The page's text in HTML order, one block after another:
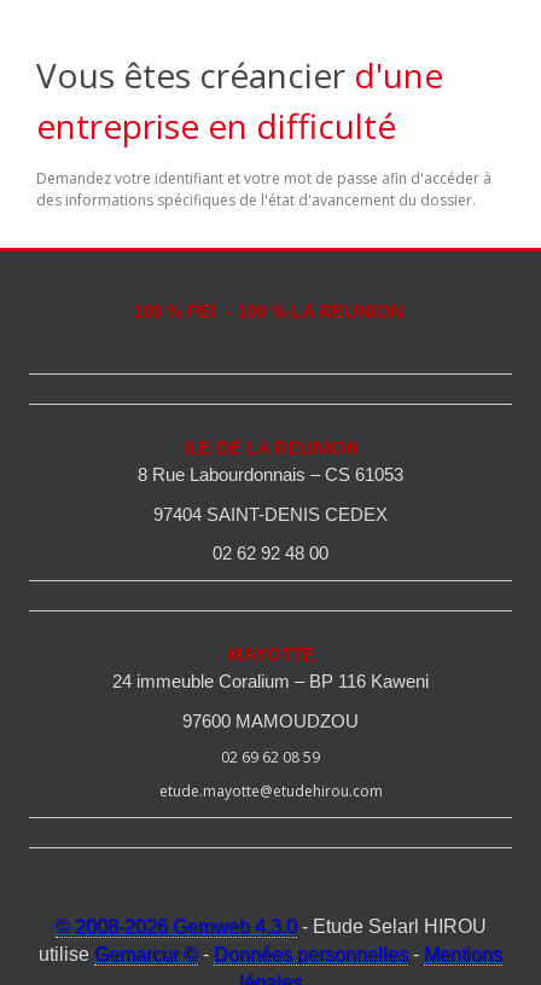
Vous êtes créancier d'une
entreprise en difficulté
Demandez votre identifiant et votre mot de passe afin d'accéder à
des informations spécifiques de l'état d'avancement du dossier.
100 % PEI - 100 % LA REUNION
ILE DE LA REUNION
8 Rue Labourdonnais – CS 61053
97404 SAINT-DENIS CEDEX
02 62 92 48 00
MAYOTTE
24 immeuble Coralium – BP 116 Kaweni
97600 MAMOUDZOU
02 69 62 08 59
etude.mayotte@etudehirou.com
© 2008-2026 Gemweb 4.3.0- Etude Selarl HIROU
utilise Gemarcur © - Données personnelles - Mentions